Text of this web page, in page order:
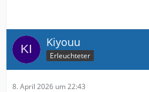
Kiyouu
Erleuchteter
8. April 2026 um 22:43